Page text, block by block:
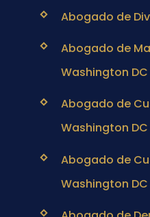
Abogado de
Abogado de
Washington DC
Abogado de
Washington DC
Abogado de
Washington DC